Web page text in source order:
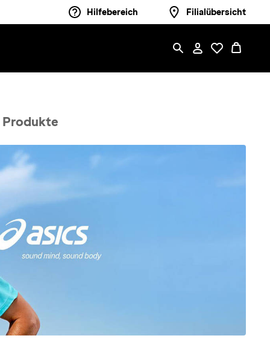
Hilfebereich Filialübersicht
Produkte